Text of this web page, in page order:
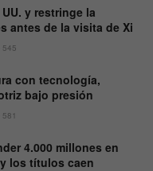
y restringe la
antes de la visita de Xi
545
con tecnología,
bajo presión
581
4.000 millones en
los títulos caen